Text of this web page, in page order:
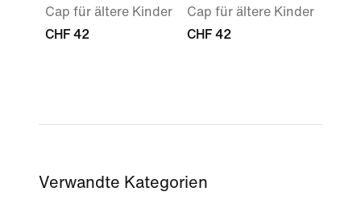
Cap für ältere Kinder
CHF 42
Cap für ältere Kinder
CHF 42
Verwandte Kategorien